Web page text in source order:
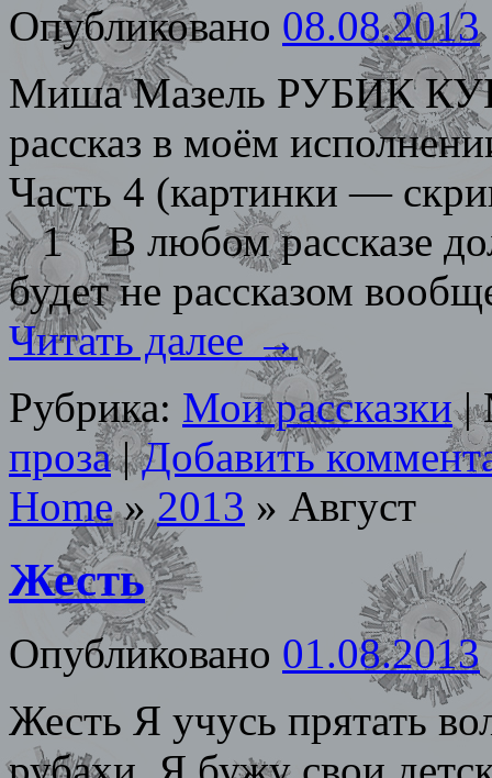
Опубликовано 08.08.2013
Миша Мазель РУБИК
рассказ в моём
Часть 4 (картинки —
1 В любом рассказе
будет не рассказом
Читать далее →
Рубрика: Мои рассказки |
проза | Добавить
Home»2013 » Август
Жесть
Опубликовано 01.08.2013
Жесть Я учусь прятать